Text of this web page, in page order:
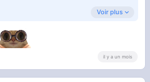
dire
Voir plus
il y a un mois